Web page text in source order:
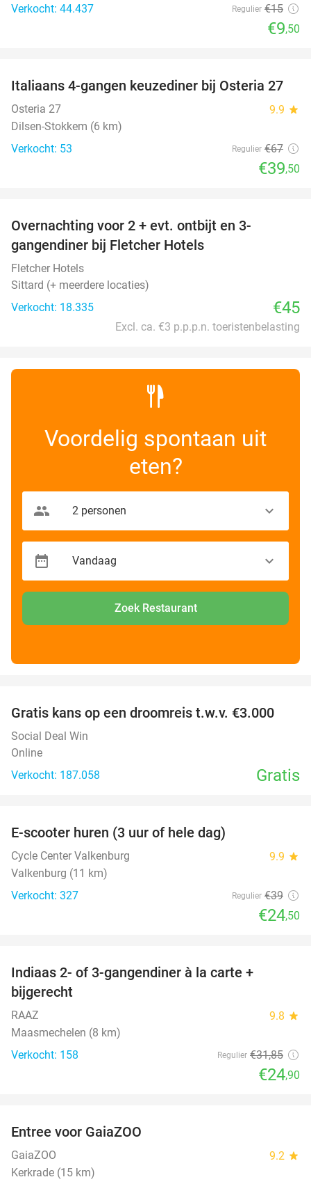
Verkocht: 44.437 Regulier €15
€9,50
41%
Italiaans 4-gangen keuzediner bij Osteria 27
Osteria 27 9.9 star
Dilsen-Stokkem (6 km)
Verkocht: 53
Regulier €67
€39,50
Overnachting voor 2 + evt. ontbijt en 3-
gangendiner bij Fletcher Hotels
Fletcher Hotels
Sittard (+ meerdere locaties)
Verkocht: 18.335
€45
Excl. ca. €3 p.p.p.n. toeristenbelasting
Voordelig spontaan uit
eten?
Zoek Restaurant
Gratis kans op een droomreis t.w.v. €3.000
Social Deal Win
Online
Verkocht: 187.058
Gratis
E-scooter huren (3 uur of hele dag)
Cycle Center Valkenburg 9.9 star
Valkenburg (11 km)
Verkocht: 327
Regulier €39
€24,50
Indiaas 2- of 3-gangendiner à la carte +
bijgerecht
RAAZ 9.8 star
Maasmechelen (8 km)
Verkocht: 158
Regulier €31,85
€24,90
Entree voor GaiaZOO
GaiaZOO 9.2 star
Kerkrade (15 km)